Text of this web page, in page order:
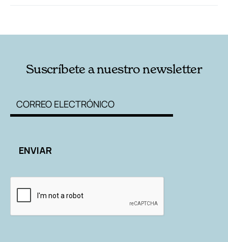
Suscríbete a nuestro newsletter